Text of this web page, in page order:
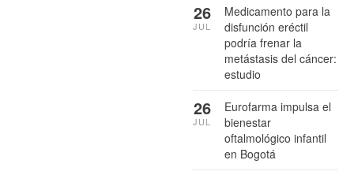
Medicamento para la
disfunción eréctil
podría frenar la
metástasis del cáncer:
estudio
26
JUL
Eurofarma impulsa el
bienestar
oftalmológico infantil
en Bogotá
26
JUL